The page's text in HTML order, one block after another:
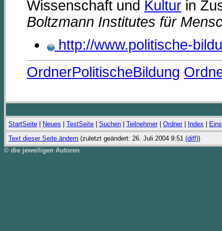
Wissenschaft und Kultur in
Boltzmann Institutes für
http://www.politische-
OrdnerPolitischeBildung
StartSeite Neues TestSeite Suchen Teilnehmer| Ordner| Index
Text dieser Seite ändern (zuletzt geändert: 26. Juli 2004 9:51 (diff))
© die jeweiligen Autoren